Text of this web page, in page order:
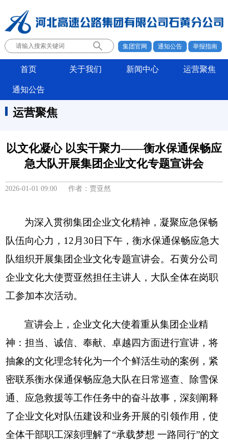
集团官网 通知公告 举报指南
首页 关于我们 新闻中心 运营聚焦
通知公告
运营聚焦
以文化凝心 以实干聚力——衡水保通保畅应
急大队开展集团企业文化专题宣讲会
2026-01-01 09:00 作者：贾亚然
为深入贯彻集团企业文化精神，凝聚应急保畅
队伍向心力， 12月30日下午 ，衡水保通保畅应急大
队组织开展集团企业文化专题宣讲会。石黄分公司
企业文化大使贾亚然担任主讲人，大队全体在岗职
工参加本次活动。
宣讲会上，企业文化大使着重从集团企业精
神：担当、诚信、奉献、卓越四方面进行宣讲 ，将
抽象的文化理念转化为一个个鲜活生动的案例，紧
密联系衡水保通保畅应急大队在日常巡查、除雪保
通、应急救援等工作任务中的奋斗故事，深刻阐释
了企业文化对队伍建设和业务开展的引领作用 ，使
全体干部职工深刻理解了“承载梦想 一路同行”的文